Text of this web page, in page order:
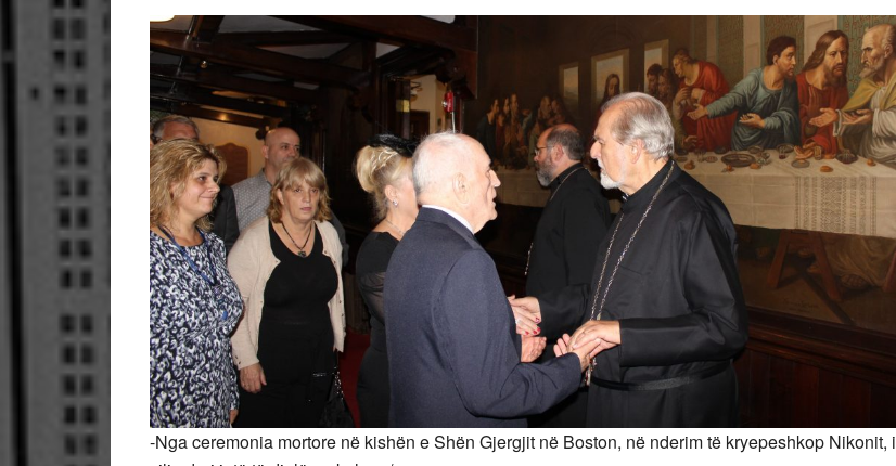
-Nga ceremonia mortore në kishën e Shën Gjergjit në Boston, në nderim të kryepeshkop Nikonit, i